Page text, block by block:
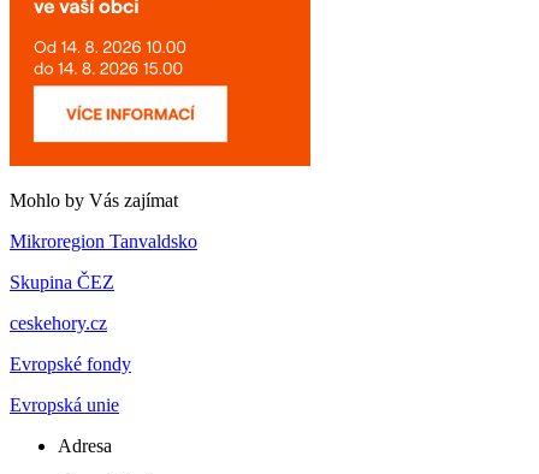
Mohlo by Vás zajímat
Mikroregion Tanvaldsko
Skupina ČEZ
ceskehory.cz
Evropské fondy
Evropská unie
Adresa